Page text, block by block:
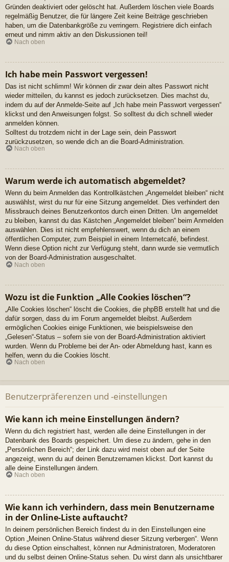
Gründen deaktiviert oder gelöscht hat. Außerdem löschen viele Boards
regelmäßig Benutzer, die für längere Zeit keine Beiträge geschrieben
haben, um die Datenbankgröße zu verringern. Registriere dich einfach
erneut und nimm aktiv an den Diskussionen teil!
Nach oben
Ich habe mein Passwort vergessen!
Das ist nicht schlimm! Wir können dir zwar dein altes Passwort nicht
wieder mitteilen, du kannst es jedoch zurücksetzen. Dies machst du,
indem du auf der Anmelde-Seite auf „Ich habe mein Passwort vergessen“
klickst und den Anweisungen folgst. So solltest du dich schnell wieder
anmelden können.
Solltest du trotzdem nicht in der Lage sein, dein Passwort
zurückzusetzen, so wende dich an die Board-Administration.
Nach oben
Warum werde ich automatisch abgemeldet?
Wenn du beim Anmelden das Kontrollkästchen „Angemeldet bleiben“ nicht
auswählst, wirst du nur für eine Sitzung angemeldet. Dies verhindert den
Missbrauch deines Benutzerkontos durch einen Dritten. Um angemeldet
zu bleiben, kannst du das Kästchen „Angemeldet bleiben“ beim Anmelden
auswählen. Dies ist nicht empfehlenswert, wenn du dich an einem
öffentlichen Computer, zum Beispiel in einem Internetcafé, befindest.
Wenn diese Option nicht zur Verfügung steht, dann wurde sie vermutlich
von der Board-Administration ausgeschaltet.
Nach oben
Wozu ist die Funktion „Alle Cookies löschen“?
„Alle Cookies löschen“ löscht die Cookies, die phpBB erstellt hat und die
dafür sorgen, dass du im Forum angemeldet bleibst. Außerdem
ermöglichen Cookies einige Funktionen, wie beispielsweise den
„Gelesen“-Status – sofern sie von der Board-Administration aktiviert
wurden. Wenn du Probleme bei der An- oder Abmeldung hast, kann es
helfen, wenn du die Cookies löscht.
Nach oben
Benutzerpräferenzen und -einstellungen
Wie kann ich meine Einstellungen ändern?
Wenn du dich registriert hast, werden alle deine Einstellungen in der
Datenbank des Boards gespeichert. Um diese zu ändern, gehe in den
„Persönlichen Bereich“; der Link dazu wird meist oben auf der Seite
angezeigt, wenn du auf deinen Benutzernamen klickst. Dort kannst du
alle deine Einstellungen ändern.
Nach oben
Wie kann ich verhindern, dass mein Benutzername
in der Online-Liste auftaucht?
In deinem persönlichen Bereich findest du in den Einstellungen eine
Option „Meinen Online-Status während dieser Sitzung verbergen“. Wenn
du diese Option einschaltest, können nur Administratoren, Moderatoren
und du selbst deinen Online-Status sehen. Du wirst dann als unsichtbarer